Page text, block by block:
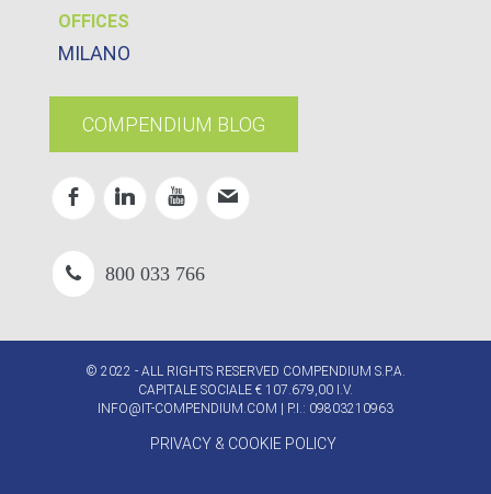
OFFICES
MILANO
COMPENDIUM BLOG
800 033 766
© 2022 - ALL RIGHTS RESERVED COMPENDIUM S.P.A.
CAPITALE SOCIALE € 107.679,00 I.V.
INFO@IT-COMPENDIUM.COM | P.I.: 09803210963
PRIVACY & COOKIE POLICY